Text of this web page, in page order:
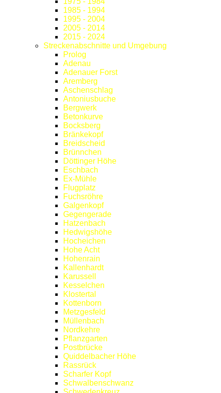
1985 - 1994
1995 - 2004
2005 - 2014
2015 - 2024
Streckenabschnitte und Umgebung
Prolog
Adenau
Adenauer Forst
Aremberg
Aschenschlag
Antoniusbuche
Bergwerk
Betonkurve
Bocksberg
Bränkekopf
Breidscheid
Brünnchen
Döttinger Höhe
Eschbach
Ex-Mühle
Flugplatz
Fuchsröhre
Galgenkopf
Gegengerade
Hatzenbach
Hedwigshöhe
Hocheichen
Hohe Acht
Hohenrain
Kallenhardt
Karussell
Kesselchen
Klostertal
Kottenborn
Metzgesfeld
Müllenbach
Nordkehre
Pflanzgarten
Postbrücke
Quiddelbacher Höhe
Rassrück
Scharfer Kopf
Schwalbenschwanz